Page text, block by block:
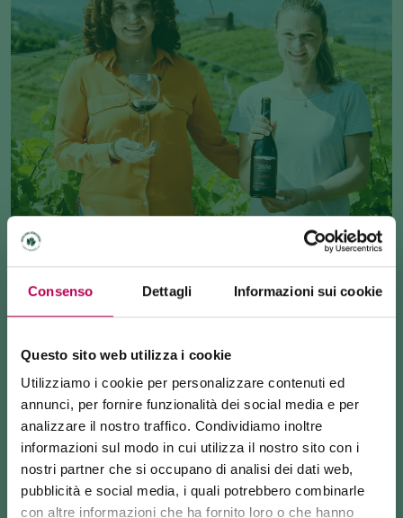
Consenso Dettagli Informazioni sui cookie
Questo sito web utilizza i cookie
Utilizziamo i cookie per personalizzare contenuti ed
annunci, per fornire funzionalità dei social media e per
analizzare il nostro traffico. Condividiamo inoltre
informazioni sul modo in cui utilizza il nostro sito con i
nostri partner che si occupano di analisi dei dati web,
pubblicità e social media, i quali potrebbero combinarle
con altre informazioni che ha fornito loro o che hanno
Cantine
Faedo